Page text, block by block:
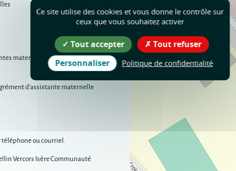
maternelles dans l'exerice de leur
d'assistante maternelle
téléphone ou courriel.
Vercors Isère Communauté
Ce site utilise des cookies et vous donne le contrôle sur
ceux que vous souhaitez activer
Tout accepter
Tout refuser
Personnaliser
Politique de confidentialité